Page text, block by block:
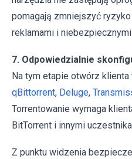
pomagają zmniejszyć
reklamami i
7. Odpowiedzialnie
Na tym etapie otwórz
qBittorrent, Deluge,
Torrentowanie wymaga
BitTorrent i innymi
Z punktu widzenia